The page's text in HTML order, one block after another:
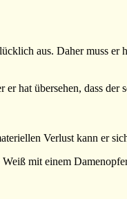
aus. Daher muss
hat übersehen, dass
Verlust kann er
mit einem